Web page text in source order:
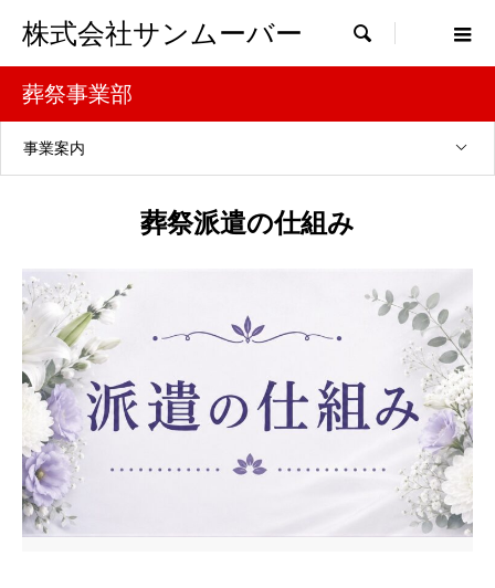
株式会社サンムーバー 
葬祭事業部
事業案内
葬祭派遣の仕組み